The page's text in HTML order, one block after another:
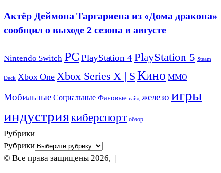
Актёр Деймона Таргариена из «Дома дракона»
сообщил о выходе 2 сезона в августе
Nintendo Switch PC PlayStation 4PlayStation 5 Steam
Deck Xbox One Xbox Series X | S Кино ММО
Мобильные Социальные Фановые гайд железо игры
индустриякиберспорт обзор
Рубрики
Рубрики
© Все права защищены 2026, |